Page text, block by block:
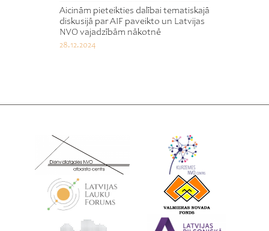
Aicinām pieteikties dalībai tematiskajā
diskusijā par AIF paveikto un Latvijas
NVO vajadzībām nākotnē
28.12.2024